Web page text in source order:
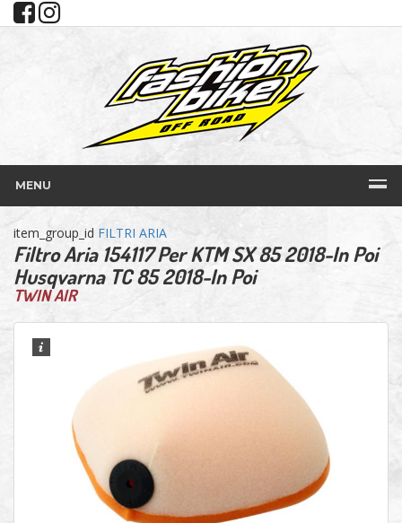
MENU
item_group_id FILTRI ARIA
Filtro Aria 154117 Per KTM SX 85 2018-In Poi
Husqvarna TC 85 2018-In Poi
TWIN AIR